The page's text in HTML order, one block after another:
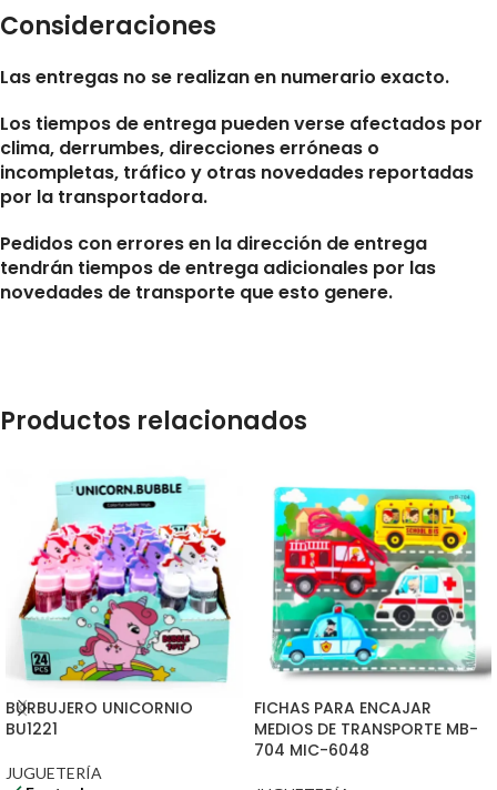
Consideraciones
Las entregas no se realizan en numerario exacto.
Los tiempos de entrega pueden verse afectados por
clima, derrumbes, direcciones erróneas o
incompletas, tráfico y otras novedades reportadas
por la transportadora.
Pedidos con errores en la dirección de entrega
tendrán tiempos de entrega adicionales por las
novedades de transporte que esto genere.
Productos relacionados
BURBUJERO UNICORNIO
BU1221
JUGUETERÍA
FICHAS PARA ENCAJAR
MEDIOS DE TRANSPORTE MB-
704 MIC-6048